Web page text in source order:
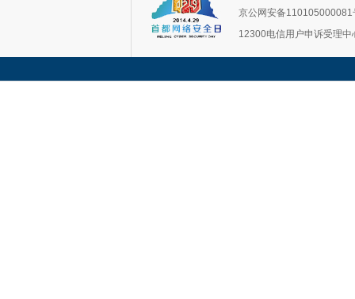
京公网安备110105000081
12300电信用户申诉受理中